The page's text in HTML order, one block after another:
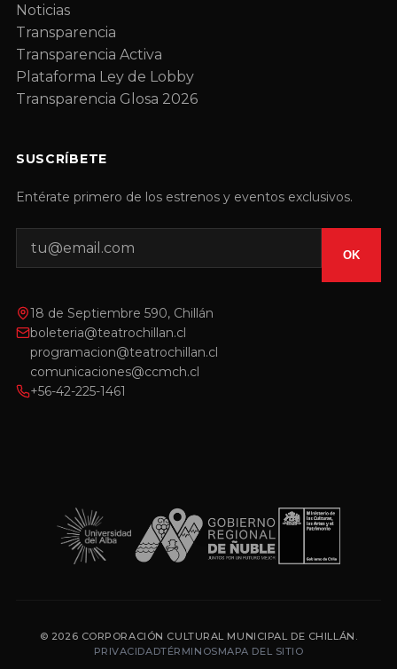
Noticias
Transparencia
Transparencia Activa
Plataforma Ley de Lobby
Transparencia Glosa 2026
SUSCRÍBETE
Entérate primero de los estrenos y eventos exclusivos.
OK
18 de Septiembre 590, Chillán
boleteria@teatrochillan.cl
programacion@teatrochillan.cl
comunicaciones@ccmch.cl
+56-42-225-1461
© 2026 CORPORACIÓN CULTURAL MUNICIPAL DE CHILLÁN.
PRIVACIDADTÉRMINOSMAPA DEL SITIO